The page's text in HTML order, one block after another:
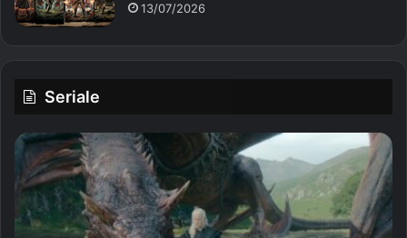
13/07/2026
Seriale